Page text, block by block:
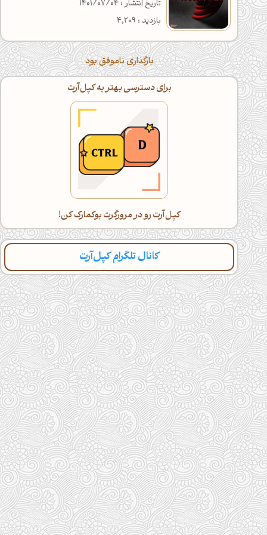
تاریخ انتشار : 1401/07/04
بازدید : 4,209
بارگذاری ناموفق بود
اگه خسته شدی، با گوشی ادامه بده!
دراز بکش و کپل‌آرت رو اسکرول کن(:
کانال تلگرام کپل‌آرت